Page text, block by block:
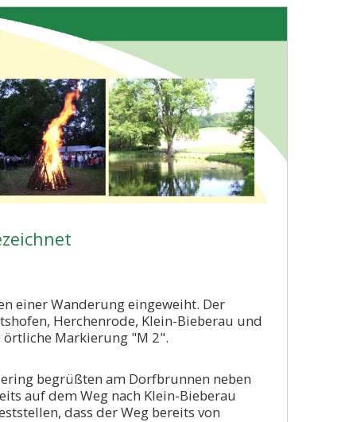
einer Wanderung eingeweiht. Der
Herchenrode, Klein-Bieberau und
Markierung "M 2".
begrüßten am Dorfbrunnen neben
auf dem Weg nach Klein-Bieberau
dass der Weg bereits von